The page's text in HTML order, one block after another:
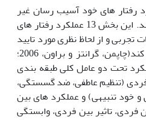
رفتار های خود آسیب رسان غیر
خودکشی گرا را ارزیابی می کند. این بخش 13 عملکرد رفتار های
و از لحاظ نظری مورد تایید
قرار گرفته ان را ارزیابی می کند(چاپمن، گرانتز و براون، 2006؛
2007). این 13 عملکرد تحت دو عامل کلی طبقه بندی
(تنظیم عاطفی، ضد گسستگی،
خود تنبیهی) و عملکرد های بین
تاثیر بین فردی، وابستگی